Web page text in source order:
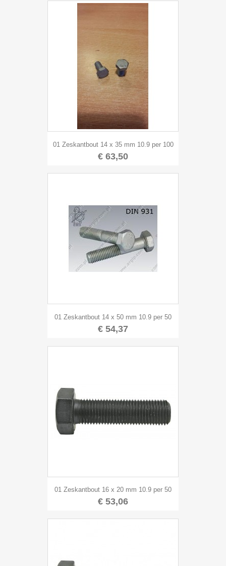
01 Zeskantbout 14 x 35 mm 10.9 per 100
€ 63,50
01 Zeskantbout 14 x 50 mm 10.9 per 50
€ 54,37
01 Zeskantbout 16 x 20 mm 10.9 per 50
€ 53,06